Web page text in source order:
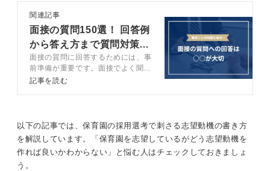
これに対して自分の経験を基にどのように対処したか、
そしてその経験を今後どのように生かしていくのかを明
確に答える準備をしておくと良いでしょう。
安全対策に関する質問では安全な保育環境を守るために
どのような工夫ができるか、自ら考え行動できる姿勢を
示すことが重要です。
を具体的に考えておくと面接官にしっかり伝わります
ね。
保育園での面接は単なる知識だけでなく、実践的な視点
関連記事
面接の質問150選！ 回答例
から答え方まで質問対策を
完全網羅
面接の質問に回答するためには、事
前準備が重要です。面接でよく聞か
れる質問と回答例に加えて、質問に
対策をしましょう。
記事を読む
以下の記事では、保育園の採用選考で刺さる志望動機の書き方
を解説しています。「保育園を志望しているがどう志望動機を
作れば良いかわからない」と悩む人はチェックしておきましょ
う。